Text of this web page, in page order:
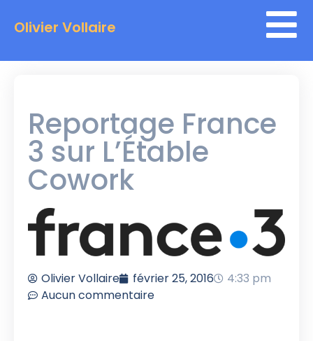
Olivier Vollaire
Reportage France
3 sur L’Étable
Cowork
Olivier Vollaire février 25, 2016
4:33 pm
Aucun commentaire